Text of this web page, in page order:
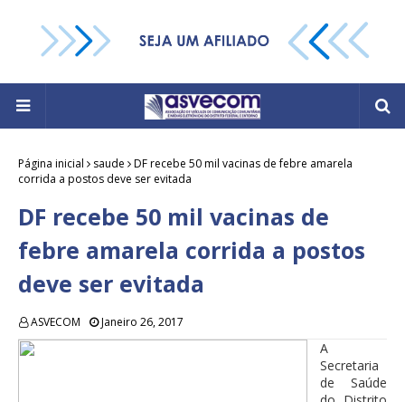
Página inicial saude
DF recebe 50 mil vacinas de febre amarela
corrida a postos deve ser evitada
DF recebe 50 mil vacinas de
febre amarela corrida a postos
deve ser evitada
ASVECOM Janeiro 26, 2017
A
Secretaria
de Saúde